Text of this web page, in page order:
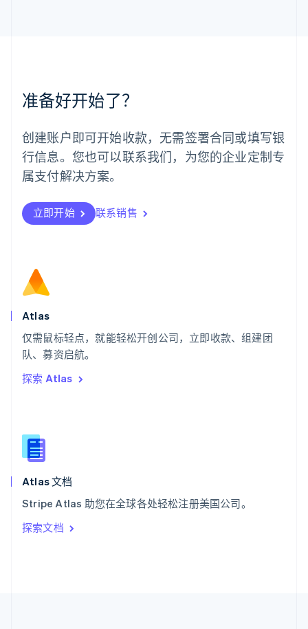
准备好开始了？
创建账户即可开始收款，无需签署合同或填写银
行信息。您也可以联系我们，为您的企业定制专
属支付解决方案。
立即开始 联系销售
Atlas
仅需鼠标轻点，就能轻松开创公司，立即收款、组建团
队、募资启航。
探索 Atlas
Atlas 文档
Stripe Atlas 助您在全球各处轻松注册美国公司。
探索文档
挪威
葡萄牙
Português English
日本
日本語English
瑞典
瑞士
DeutschFrançais
English
斯洛文尼亚
泰国
ไทยEnglish
希腊
English
西班牙
新西兰
English
匈牙利
English
ItalianoEnglish
印度
English